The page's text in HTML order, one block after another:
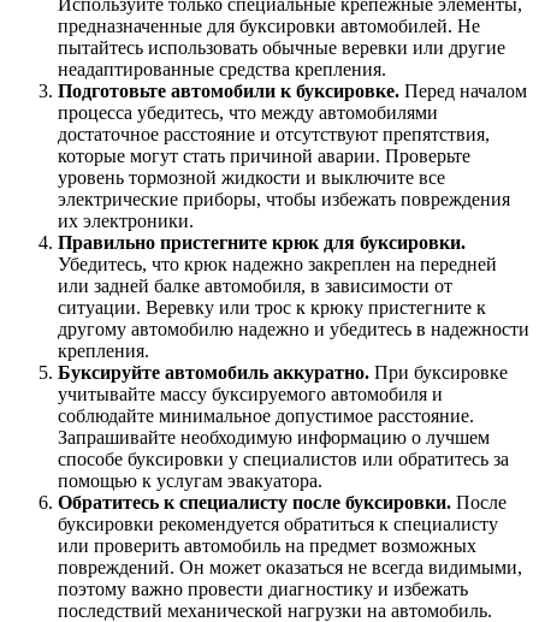
предназначенные для буксировки автомобилей. Не
пытайтесь использовать обычные веревки или другие
неадаптированные средства крепления.
Подготовьте автомобили к буксировке. Перед началом
процесса убедитесь, что между автомобилями
достаточное расстояние и отсутствуют препятствия,
которые могут стать причиной аварии. Проверьте
уровень тормозной жидкости и выключите все
электрические приборы, чтобы избежать повреждения
их электроники.
Правильно пристегните крюк для буксировки.
Убедитесь, что крюк надежно закреплен на передней
или задней балке автомобиля, в зависимости от
ситуации. Веревку или трос к крюку пристегните к
другому автомобилю надежно и убедитесь в надежности
крепления.
Буксируйте автомобиль аккуратно. При буксировке
учитывайте массу буксируемого автомобиля и
соблюдайте минимальное допустимое расстояние.
Запрашивайте необходимую информацию о лучшем
способе буксировки у специалистов или обратитесь за
помощью к услугам эвакуатора.
Обратитесь к специалисту после буксировки. После
буксировки рекомендуется обратиться к специалисту
или проверить автомобиль на предмет возможных
повреждений. Он может оказаться не всегда видимыми,
поэтому важно провести диагностику и избежать
последствий механической нагрузки на автомобиль.